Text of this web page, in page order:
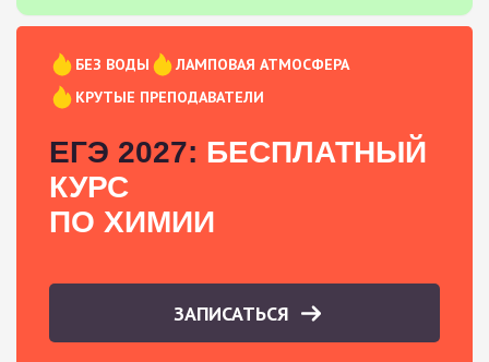
БЕЗ ВОДЫ
ЛАМПОВАЯ АТМОСФЕРА
КРУТЫЕ ПРЕПОДАВАТЕЛИ
ЕГЭ 2027: БЕСПЛАТНЫЙ
КУРС
ПО ХИМИИ
ЗАПИСАТЬСЯ